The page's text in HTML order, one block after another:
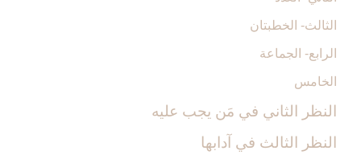
الثالث- الخطبتان‏
الرابع- الجماعة
الخامس
النظر الثاني ‏في مَن يجب عليه‏
النظر الثالث ‏في آدابها